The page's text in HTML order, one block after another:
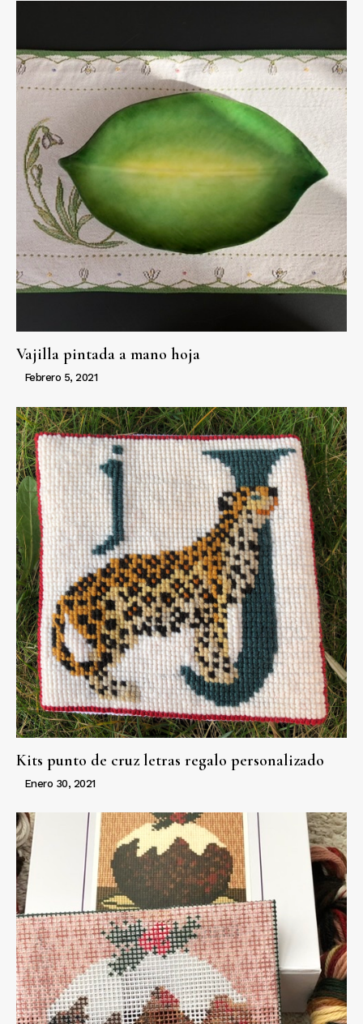
Vajilla pintada a mano hoja
Febrero 5, 2021
Kits punto de cruz letras regalo personalizado
Enero 30, 2021